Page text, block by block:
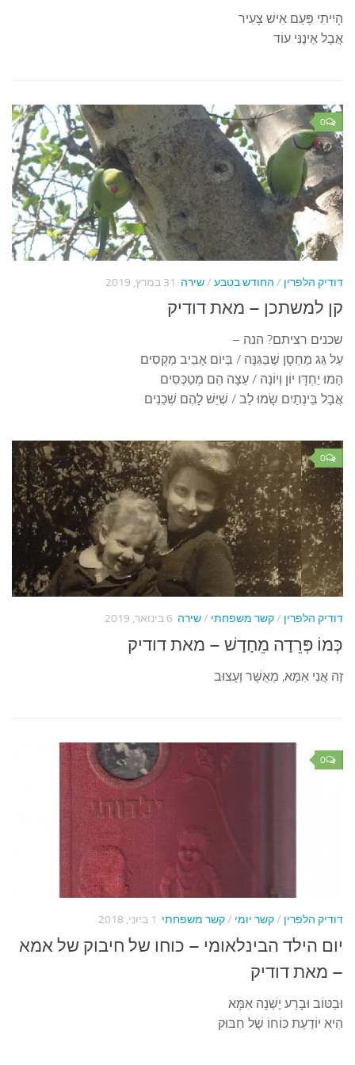
הָיִיתִי פַּעַם אִישׁ צָעִיר
אֲבָל אֵינֶנִּי עוֹד
0
דודיק הלפרין / החודש בטבע /שירה 31 במרץ, 2019
קן למשתכן – מאת דודיק
שכנים רציתם? הנה –
עַל גַּג מַחְסָן שֶׁבַּגִּנָּה / בְּיוֹם אָבִיב מַקְסִים
הָמוּ יַחְדָּו יוֹן וְיוֹנָה / עֵצָה הֵם מְטַכְּסִים
אֲבָל בֵּינְתַיִם שָׂמוּ לֵב / שֶׁיֵּשׁ לָהֶם שְׁכֵנִים
0
דודיק הלפרין /קשר משפחתי /שירה 6 בינואר, 2019
כְּמוֹ פְּרֵדָה מֵחָדָשׁ – מאת דודיק
זֶה אֲנִי אִמָּא, מְאֻשָּׁר וְעָצוּב
0
דודיק הלפרין /קשר יומי /קשר משפחתי 1 ביוני, 2018
יום הילד הבינלאומי – כוחו של חיבוק של אמא
– מאת דודיק
וּבַטּוֹב וּבָרַע יֶשְׁנָה אִמָּא
הִיא יוֹדַעַת כּוֹחוֹ שֶׁל חִבּוּק